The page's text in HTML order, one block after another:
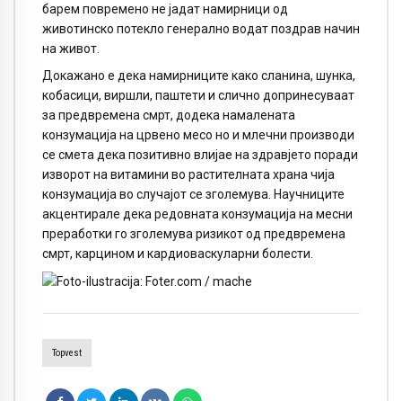
барем повремено не јадат намирници од
животинско потекло генерално водат поздрав начин
на живот.
Докажано е дека намирниците како сланина, шунка,
кобасици, виршли, паштети и слично допринесуваат
за предвремена смрт, додека намалената
конзумација на црвено месо но и млечни производи
се смета дека позитивно влијае на здравјето поради
изворот на витамини во растителната храна чија
конзумација во случајот се зголемува. Научниците
акцентирале дека редовната конзумација на месни
преработки го зголемува ризикот од предвремена
смрт, карцином и кардиоваскуларни болести.
Topvest